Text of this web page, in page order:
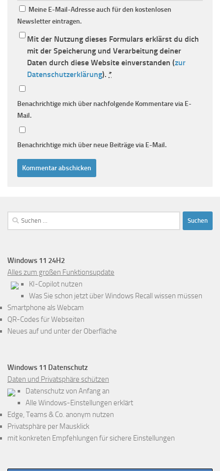
Meine E-Mail-Adresse auch für den kostenlosen
Newsletter eintragen.
Mit der Nutzung dieses Formulars erklärst du dich
mit der Speicherung und Verarbeitung deiner
Daten durch diese Website einverstanden (zur
Datenschutzerklärung). *
Benachrichtige mich über nachfolgende Kommentare via E-
Mail.
Benachrichtige mich über neue Beiträge via E-Mail.
Suchen
nach:
Windows 11 24H2
Alles zum großen Funktionsupdate
KI-Copilot nutzen
Was Sie schon jetzt über Windows Recall wissen müssen
Smartphone als Webcam
QR-Codes für Webseiten
Neues auf und unter der Oberfläche
Windows 11 Datenschutz
Daten und Privatsphäre schützen
Datenschutz von Anfang an
Alle Windows-Einstellungen erklärt
Edge, Teams & Co. anonym nutzen
Privatsphäre per Mausklick
mit konkreten Empfehlungen für sichere Einstellungen